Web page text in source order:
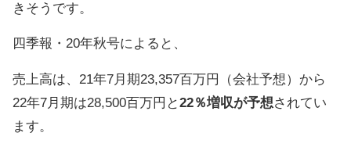
きそうです。
四季報・20年秋号によると、
売上高は、21年7月期23,357百万円（会社予想）から
22年7月期は28,500百万円と22％増収が予想されてい
ます。